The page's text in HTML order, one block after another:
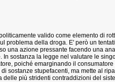
valido come elemento di
problema della droga. E' però un
una azione pressante facendo una
sostanza la legge nel valutare le
poiché emarginando il
sostanze stupefacenti, ma mette al
più stridenti contraddizioni del